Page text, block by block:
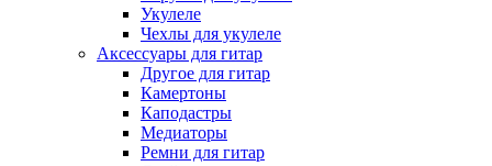
Укулеле
Чехлы для укулеле
Аксессуары для гитар
Другое для гитар
Камертоны
Каподастры
Медиаторы
Ремни для гитар